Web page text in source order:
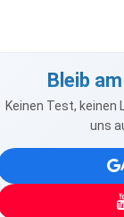
Bleib
Keinen Test, keinen
uns